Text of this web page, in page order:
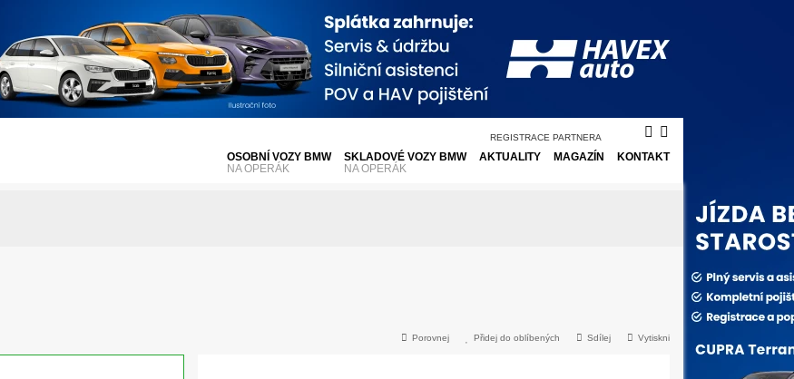
OSOBNÍ VOZY BMW
NA OPERÁK
SKLADOVÉ VOZY BMW
NA OPERÁK
AKTUALITY MAGAZÍN KONTAKT
REGISTRACE PARTNERA
Porovnej Přidej do oblíbených Sdílej Vytiskni